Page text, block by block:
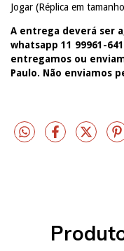
Jogar (Réplica em
A entrega deverá ser
whatsapp 11 99961-
entregamos ou
Paulo. Não enviamos